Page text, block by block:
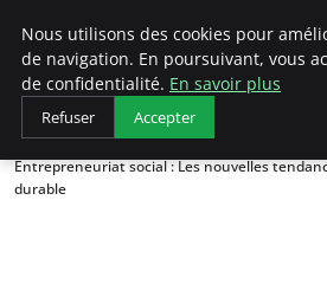
LECFCM
Accueil
Stratégies d'entrepreneuriat
Entrepreneuriat social : Les nouvelles
durable
Nous utilisons des cookies pour
de navigation. En poursuivant, vous
de confidentialité. En savoir plus
Refuser Accepter